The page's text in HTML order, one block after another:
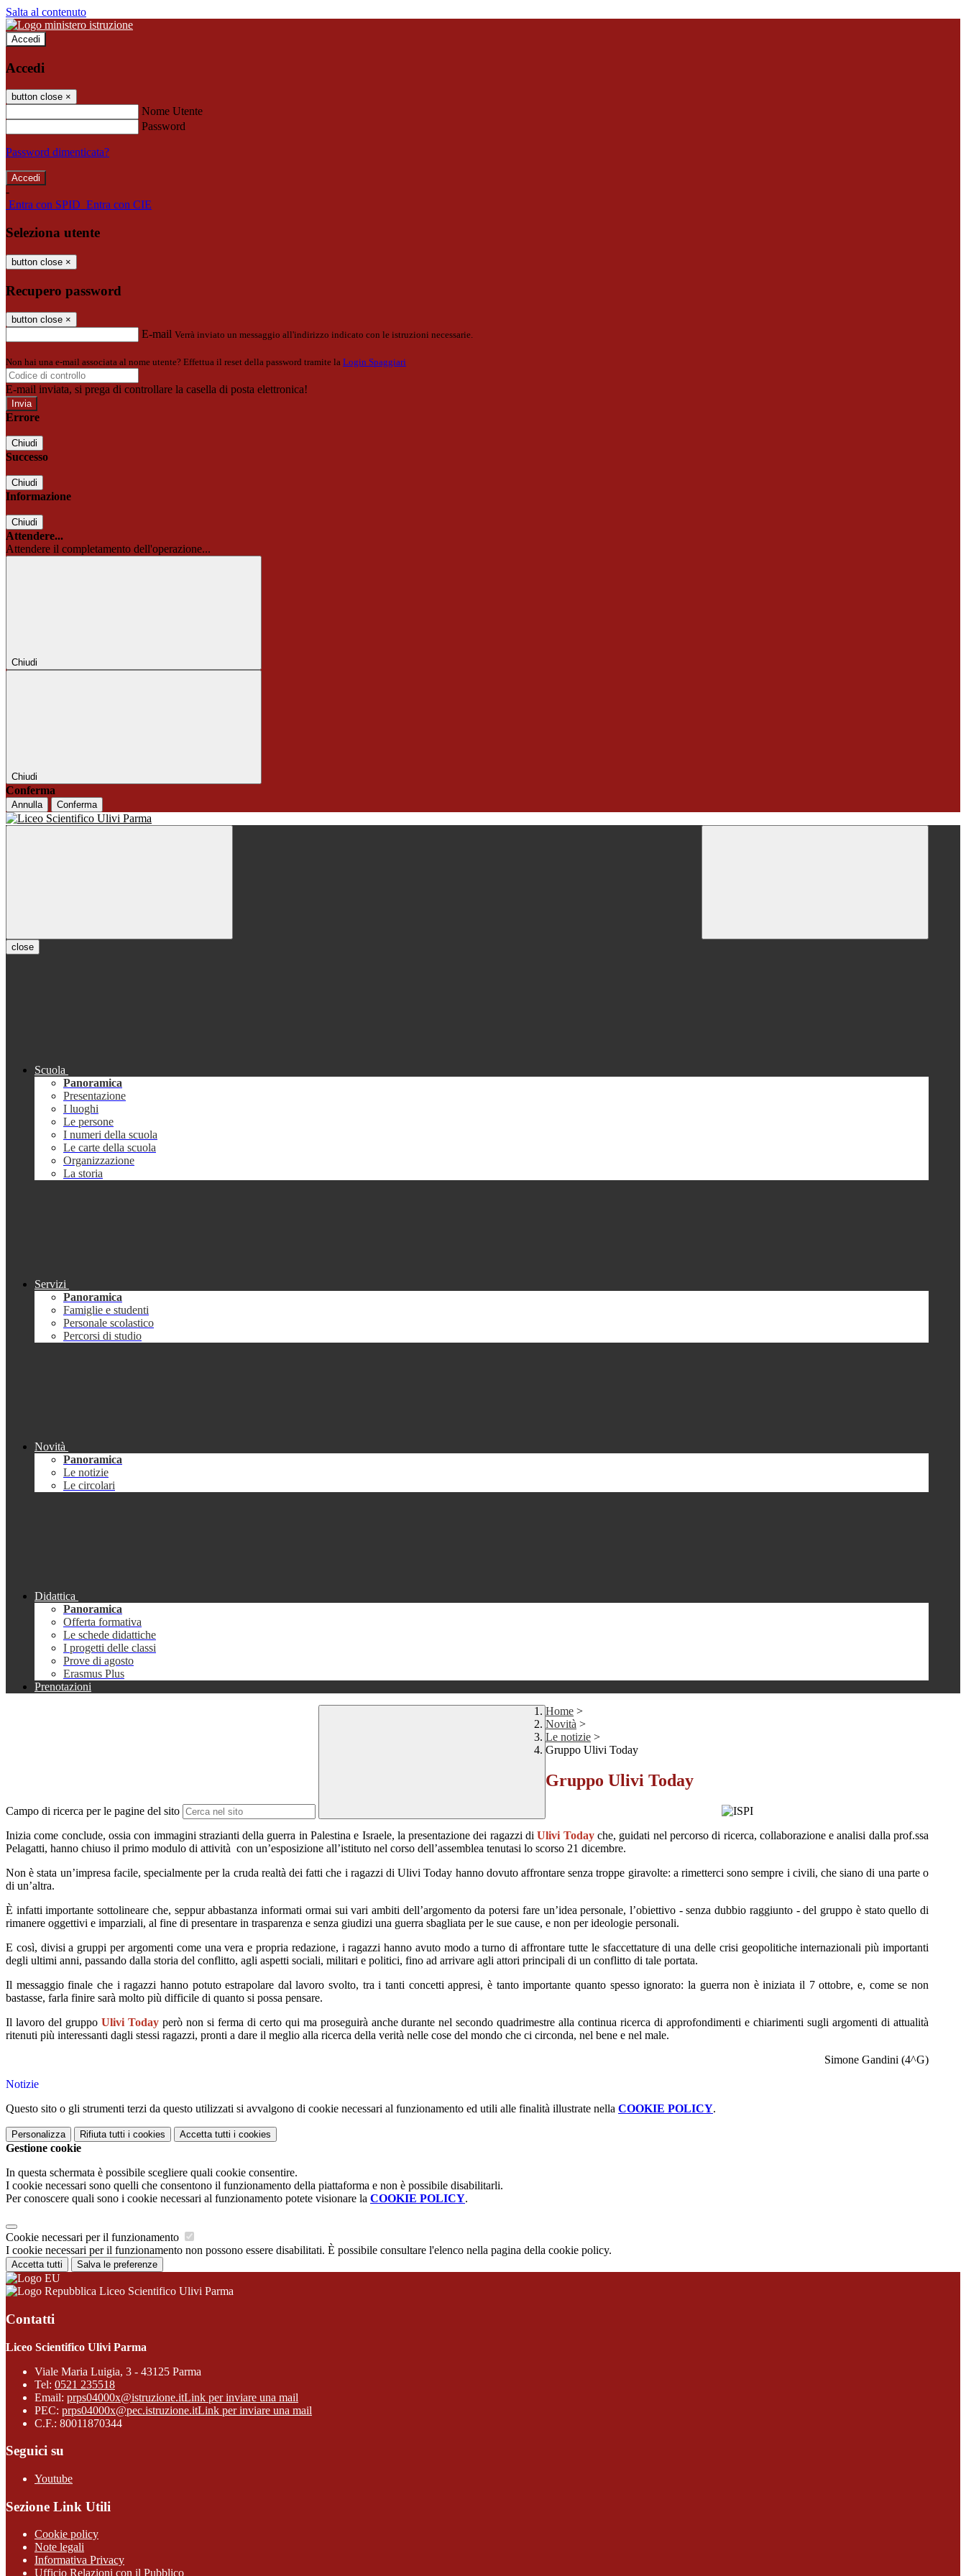
Salta al contenuto
Accedi
Accedi
button close ×
Nome Utente
Password
Password dimenticata?
-
Entra con SPID Entra con CIE
Seleziona utente
button close ×
Recupero password
button close ×
E-mail Verrà inviato un messaggio all'indirizzo indicato con le istruzioni necessarie.
Non hai una e-mail associata al nome utente? Effettua il reset della password tramite la Login Spaggiari
E-mail inviata, si prega di controllare la casella di posta elettronica!
Errore
Chiudi
Successo
Chiudi
Informazione
Chiudi
Attendere...
Attendere il completamento dell'operazione...
Chiudi
Chiudi
Conferma
Annulla Conferma
close
Scuola
Panoramica
Presentazione
I luoghi
Le persone
I numeri della scuola
Le carte della scuola
Organizzazione
La storia
Servizi
Panoramica
Famiglie e studenti
Personale scolastico
Percorsi di studio
Novità
Panoramica
Le notizie
Le circolari
Didattica
Panoramica
Offerta formativa
Le schede didattiche
I progetti delle classi
Prove di agosto
Erasmus Plus
Prenotazioni
Campo di ricerca per le pagine del sito
Home >
Novità >
Le notizie >
Gruppo Ulivi Today
Gruppo Ulivi Today
Inizia come conclude, ossia con immagini strazianti della guerra in Palestina e Israele, la presentazione dei ragazzi di Ulivi Todayche, guidati nel percorso di ricerca, collaborazione e analisi dalla prof.ssa
Pelagatti, hanno chiuso il primo modulo di attività con un’esposizione all’istituto nel corso dell’assemblea tenutasi lo scorso 21 dicembre.
Non è stata un’impresa facile, specialmente per la cruda realtà dei fatti che i ragazzi di Ulivi Today hanno dovuto affrontare senza troppe giravolte: a rimetterci sono sempre i civili, che siano di una parte o
di un’altra.
È infatti importante sottolineare che, seppur abbastanza informati ormai sui vari ambiti dell’argomento da potersi fare un’idea personale, l’obiettivo - senza dubbio raggiunto - del gruppo è stato quello di
rimanere oggettivi e imparziali, al fine di presentare in trasparenza e senza giudizi una guerra sbagliata per le sue cause, e non per ideologie personali.
E così, divisi a gruppi per argomenti come una vera e propria redazione, i ragazzi hanno avuto modo a turno di affrontare tutte le sfaccettature di una delle crisi geopolitiche internazionali più importanti
degli ultimi anni, passando dalla storia del conflitto, agli aspetti sociali, militari e politici, fino ad arrivare agli attori principali di un conflitto di tale portata.
Il messaggio finale che i ragazzi hanno potuto estrapolare dal lavoro svolto, tra i tanti concetti appresi, è tanto importante quanto spesso ignorato: la guerra non è iniziata il 7 ottobre, e, come se non
bastasse, farla finire sarà molto più difficile di quanto si possa pensare.
Il lavoro del gruppo Ulivi Todayperò non si ferma di certo qui ma proseguirà anche durante nel secondo quadrimestre alla continua ricerca di approfondimenti e chiarimenti sugli argomenti di attualità
ritenuti più interessanti dagli stessi ragazzi, pronti a dare il meglio alla ricerca della verità nelle cose del mondo che ci circonda, nel bene e nel male.
Simone Gandini (4^G)
Notizie
Questo sito o gli strumenti terzi da questo utilizzati si avvalgono di cookie necessari al funzionamento ed utili alle finalità illustrate nella COOKIE POLICY.
Personalizza Rifiuta tutti i cookies Accetta tutti i cookies
Gestione cookie
In questa schermata è possibile scegliere quali cookie consentire.
I cookie necessari sono quelli che consentono il funzionamento della piattaforma e non è possibile disabilitarli.
Per conoscere quali sono i cookie necessari al funzionamento potete visionare la COOKIE POLICY.
Cookie necessari per il funzionamento
I cookie necessari per il funzionamento non possono essere disabilitati. È possibile consultare l'elenco nella pagina della cookie policy.
Accetta tutti Salva le preferenze
Liceo Scientifico Ulivi Parma
Contatti
Liceo Scientifico Ulivi Parma
Viale Maria Luigia, 3 - 43125 Parma
Tel: 0521 235518
Email: prps04000x@istruzione.itLink per inviare una mail
PEC: prps04000x@pec.istruzione.itLink per inviare una mail
C.F.: 80011870344
Seguici su
Youtube
Sezione Link Utili
Cookie policy
Note legali
Informativa Privacy
Ufficio Relazioni con il Pubblico